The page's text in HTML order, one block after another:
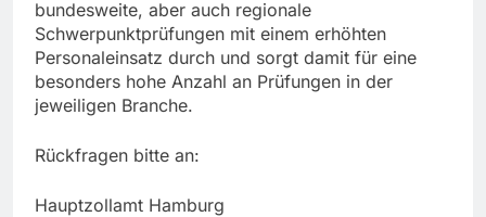
bundesweite, aber auch regionale
Schwerpunktprüfungen mit einem erhöhten
Personaleinsatz durch und sorgt damit für eine
besonders hohe Anzahl an Prüfungen in der
jeweiligen Branche.
Rückfragen bitte an:
Hauptzollamt Hamburg